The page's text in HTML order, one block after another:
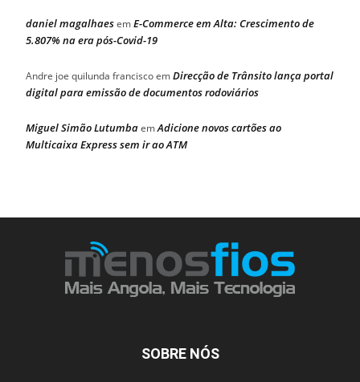
daniel magalhaesemE-Commerce em Alta: Crescimento de
5.807% na era pós-Covid-19
Andre joe quilunda franciscoemDirecção de Trânsito lança portal
digital para emissão de documentos rodoviários
Miguel Simão LutumbaemAdicione novos cartões ao
Multicaixa Express sem ir ao ATM
SOBRE NÓS